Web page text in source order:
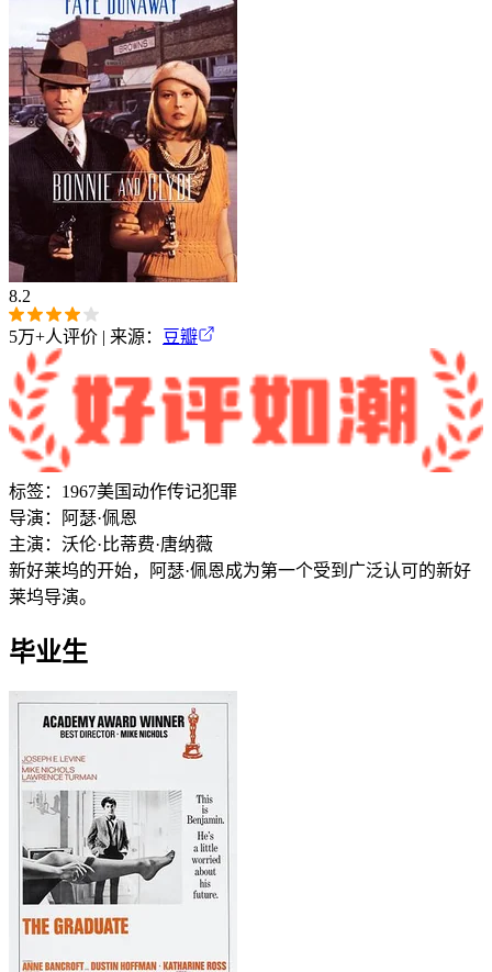
8.2
5万+人评价 | 来源： 豆瓣
标签： 1967美国动作传记犯罪
导演：
阿瑟·佩恩
主演： 沃伦·比蒂费·唐纳薇
新好莱坞的开始，阿瑟·佩恩成为第一个受到广泛认可的新好
莱坞导演。
毕业生